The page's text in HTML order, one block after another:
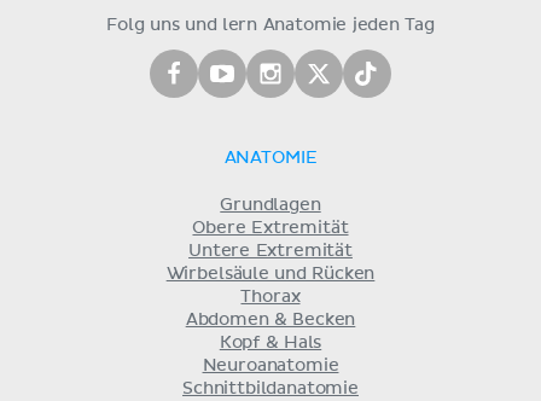
Folg uns und lern Anatomie jeden Tag
ANATOMIE
Grundlagen
Obere Extremität
Untere Extremität
Wirbelsäule und Rücken
Thorax
Abdomen & Becken
Kopf & Hals
Neuroanatomie
Schnittbildanatomie